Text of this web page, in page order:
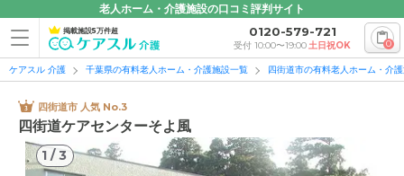
老人ホーム・介護施設の口コミ評判サイト
掲載施設5万件超 0120-579-721
受付 10:00〜19:00土日祝OK 0
ケアスル 介護 千葉県の有料老人ホーム・介護施設一覧 四街道市の有料老人ホーム・介
四街道市 人気 No.3
四街道ケアセンターそよ風
1 /3